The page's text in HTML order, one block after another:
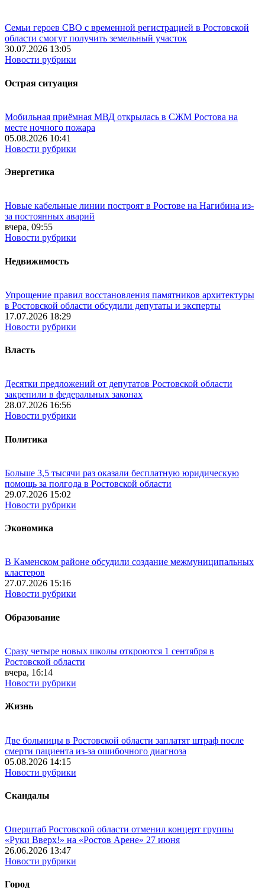
Семьи героев СВО с временной регистрацией в Ростовской
области смогут получить земельный участок
30.07.2026 13:05
Новости рубрики
Острая ситуация
Мобильная приёмная МВД открылась в СЖМ Ростова на
месте ночного пожара
05.08.2026 10:41
Новости рубрики
Энергетика
Новые кабельные линии построят в Ростове на Нагибина из-
за постоянных аварий
вчера, 09:55
Новости рубрики
Недвижимость
Упрощение правил восстановления памятников архитектуры
в Ростовской области обсудили депутаты и эксперты
17.07.2026 18:29
Новости рубрики
Власть
Десятки предложений от депутатов Ростовской области
закрепили в федеральных законах
28.07.2026 16:56
Новости рубрики
Политика
Больше 3,5 тысячи раз оказали бесплатную юридическую
помощь за полгода в Ростовской области
29.07.2026 15:02
Новости рубрики
Экономика
В Каменском районе обсудили создание межмуниципальных
кластеров
27.07.2026 15:16
Новости рубрики
Образование
Сразу четыре новых школы откроются 1 сентября в
Ростовской области
вчера, 16:14
Новости рубрики
Жизнь
Две больницы в Ростовской области заплатят штраф после
смерти пациента из-за ошибочного диагноза
05.08.2026 14:15
Новости рубрики
Скандалы
Оперштаб Ростовской области отменил концерт группы
«Руки Вверх!» на «Ростов Арене» 27 июня
26.06.2026 13:47
Новости рубрики
Город